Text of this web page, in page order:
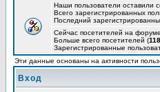
Наши пользователи оставили
Всего зарегистрированных
Последний
Сейчас посетителей на
Больше всего посетителей (
Зарегистрированные
Эти данные основаны на активности
Вход